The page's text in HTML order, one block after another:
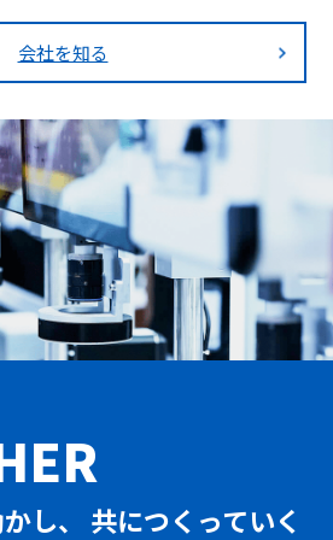
会社を知る
し、 共につくっていく